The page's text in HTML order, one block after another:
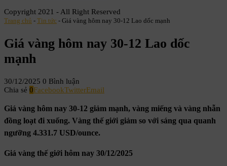
Copyright 2021 - All Right Reserved
Trang chủ - Tin tức - Giá vàng hôm nay 30-12 Lao dốc mạnh
Giá vàng hôm nay 30-12 Lao dốc
mạnh
30/12/2025 0 Bình luận
Chia sẻ 0FacebookTwitterEmail
Giá vàng hôm nay 30-12 giảm mạnh, vàng miếng và vàng nhẫn
đồng loạt đi xuống. Vàng thế giới giảm so với sáng qua quanh
ngưỡng 4.331.7 USD/ounce.
Giá vàng thế giới hôm nay 30/12/2025